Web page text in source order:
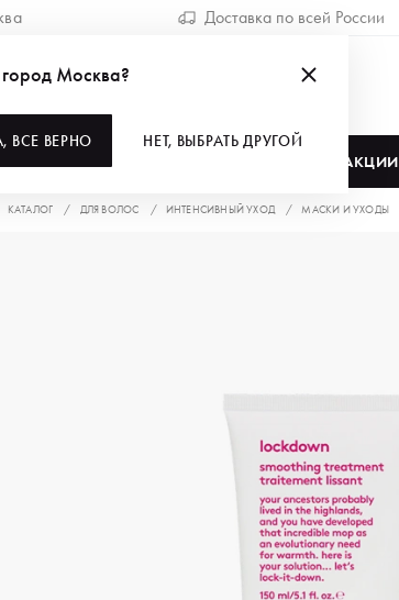
Доставка по всей России
АКЦИИ
Москва?
ВСЕ ВЕРНО НЕТ, ВЫБРАТЬ ДРУГОЙ
КАТАЛОГ ДЛЯ ВОЛОС ИНТЕНСИВНЫЙ УХОД МАСКИ И УХОДЫ